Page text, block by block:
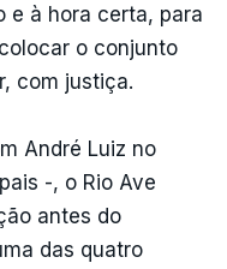
e à hora certa, para
o conjunto
com justiça.
André Luiz no
-, o Rio Ave
antes do
das quatro